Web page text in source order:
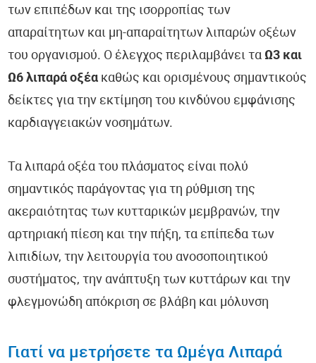
των επιπέδων και της ισορροπίας των
απαραίτητων και μη-απαραίτητων λιπαρών οξέων
του οργανισμού. Ο έλεγχος περιλαμβάνει τα Ω3 και
Ω6 λιπαρά οξέα καθώς και ορισμένους σημαντικούς
δείκτες για την εκτίμηση του κινδύνου εμφάνισης
καρδιαγγειακών νοσημάτων.
Τα λιπαρά οξέα του πλάσματος είναι πολύ
σημαντικός παράγοντας για τη ρύθμιση της
ακεραιότητας των κυτταρικών μεμβρανών, την
αρτηριακή πίεση και την πήξη, τα επίπεδα των
λιπιδίων, την λειτουργία του ανοσοποιητικού
συστήματος, την ανάπτυξη των κυττάρων και την
φλεγμονώδη απόκριση σε βλάβη και μόλυνση
Γιατί να μετρήσετε τα Ωμέγα Λιπαρά